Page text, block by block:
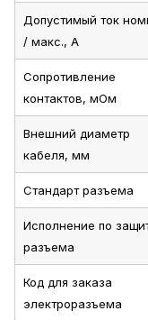
Допустимый ток
/ макс., А
Сопротивление
контактов, мОм
Внешний диаметр
кабеля, мм
Стандарт разъема
Исполнение по
разъема
Код для заказа
электроразъема